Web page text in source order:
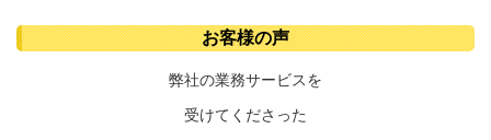
お客様の声
弊社の業務サービスを
受けてくださった